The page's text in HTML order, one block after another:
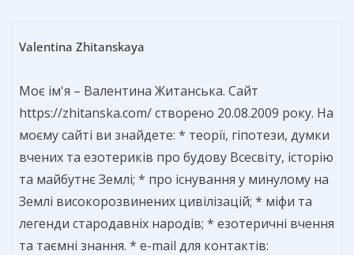
Valentina Zhitanskaya
Моє ім'я – Валентина Житанська. Сайт
https://zhitanska.com/ створено 20.08.2009 року. На
моєму сайті ви знайдете: * теорії, гіпотези, думки
вчених та езотериків про будову Всесвіту, історію
та майбутнє Землі; * про існування у минулому на
Землі високорозвинених цивілізацій; * міфи та
легенди стародавніх народів; * езотеричні вчення
та таємні знання. * e-mail для контактів: